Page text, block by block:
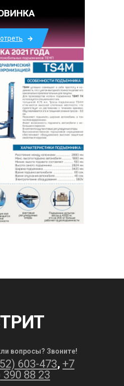
вопросы? Звоните!
603-473, +7
390 88 23